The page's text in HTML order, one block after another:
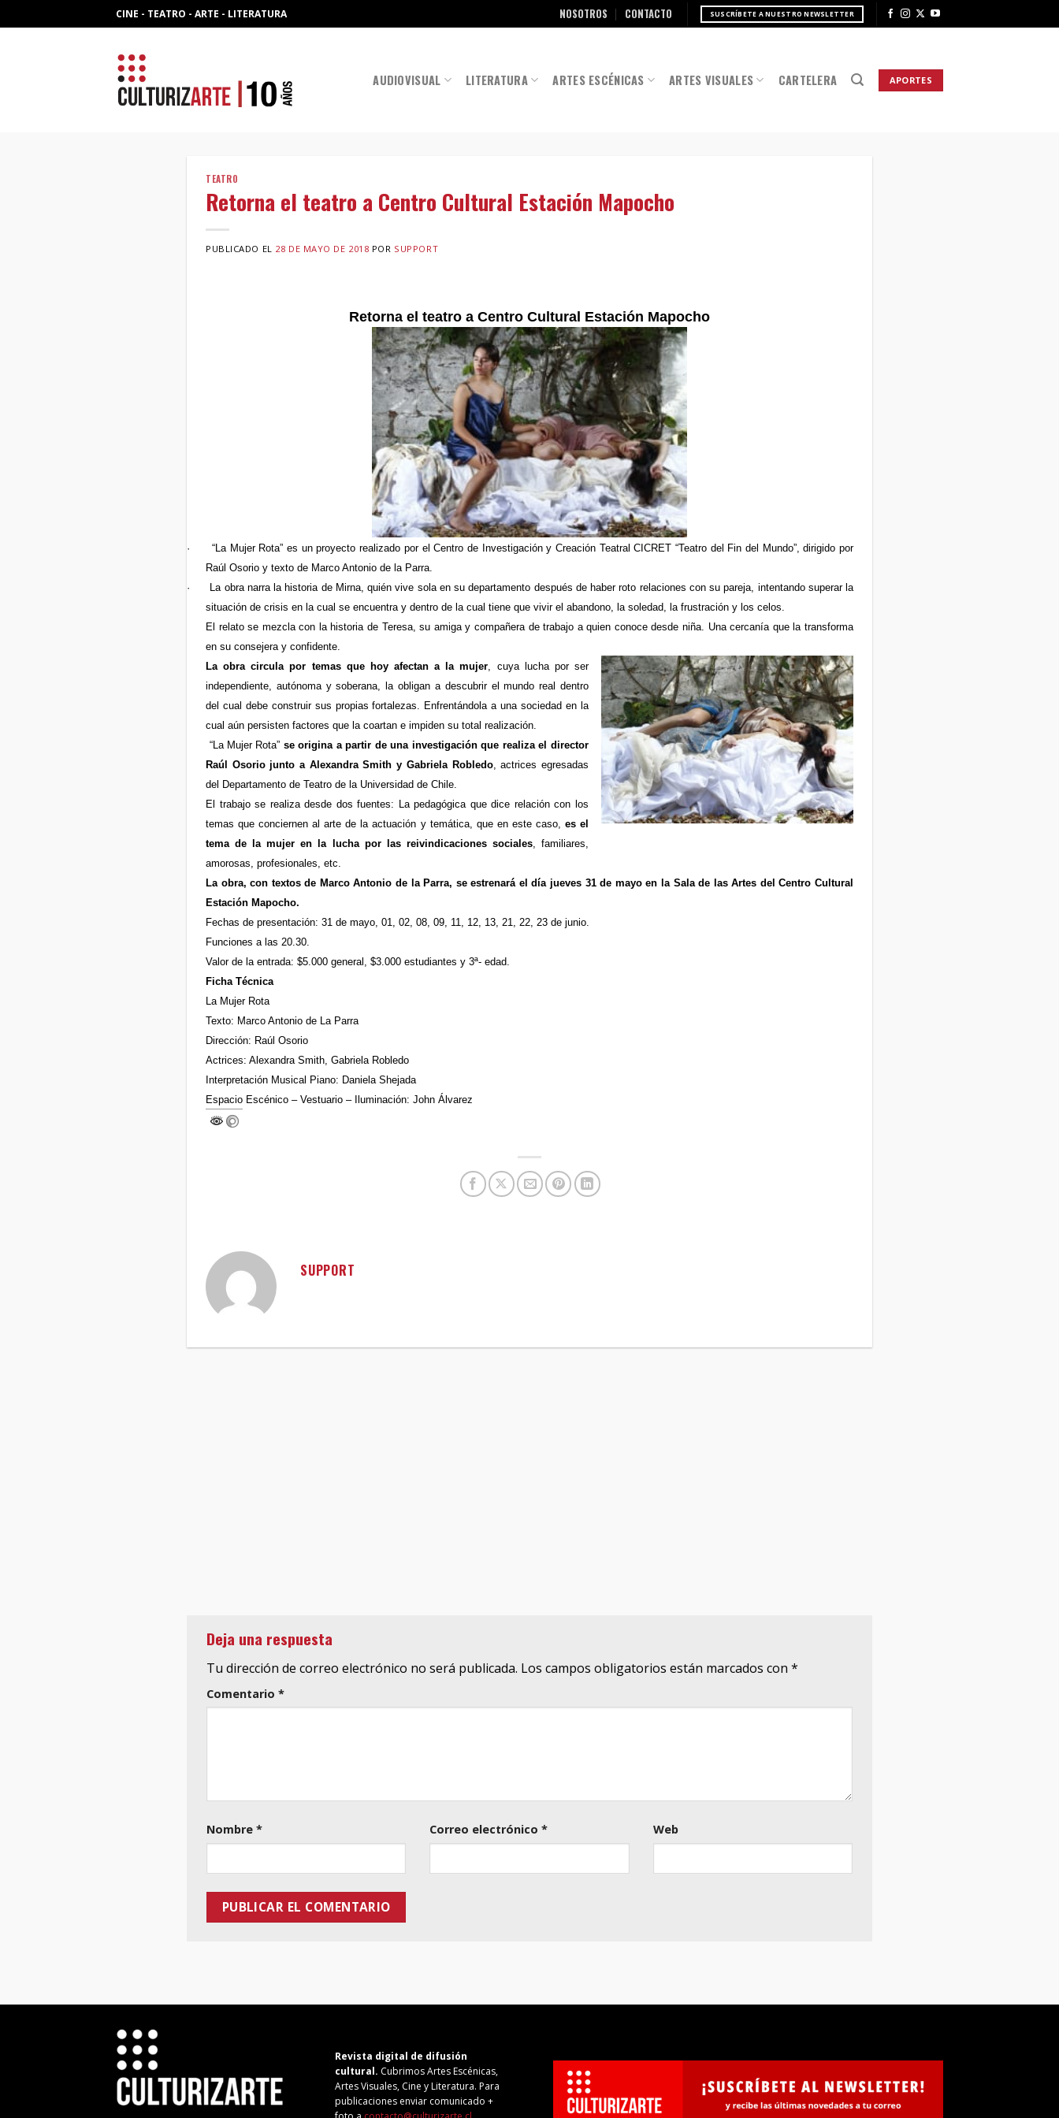
to
CINE - TEATRO - ARTE - LITERATURA NOSOTROS CONTACTO SUSCRÍBETE A NUESTRO NEWSLETTER
AUDIOVISUAL LITERATURA ARTES ESCÉNICAS ARTES VISUALES CARTELERA APORTES
TEATRO
Retorna el teatro a Centro Cultural Estación Mapocho
PUBLICADO EL 28 DE MAYO DE 2018 POR SUPPORT
Retorna el teatro a Centro Cultural Estación Mapocho
·
“La Mujer Rota” es un proyecto realizado por el Centro de Investigación y Creación Teatral CICRET “Teatro del Fin del Mundo”, dirigido por
Raúl Osorio y texto de Marco Antonio de la Parra.
·
La obra narra la historia de Mirna, quién vive sola en su departamento después de haber roto relaciones con su pareja, intentando superar la
situación de crisis en la cual se encuentra y dentro de la cual tiene que vivir el abandono, la soledad, la frustración y los celos.
El relato se mezcla con la historia de Teresa, su amiga y compañera de trabajo a quien conoce desde niña. Una cercanía que la transforma
en su consejera y confidente.
La obra circula por temas que hoy afectan a la mujer, cuya lucha por ser
independiente, autónoma y soberana, la obligan a descubrir el mundo real dentro
del cual debe construir sus propias fortalezas. Enfrentándola a una sociedad en la
cual aún persisten factores que la coartan e impiden su total realización.
“La Mujer Rota” se origina a partir de una investigación que realiza el director
Raúl Osorio junto a Alexandra Smith y Gabriela Robledo, actrices egresadas
del Departamento de Teatro de la Universidad de Chile.
El trabajo se realiza desde dos fuentes: La pedagógica que dice relación con los
temas que conciernen al arte de la actuación y temática, que en este caso, es el
tema de la mujer en la lucha por las reivindicaciones sociales, familiares,
amorosas, profesionales, etc.
La obra, con textos de Marco Antonio de la Parra, se estrenará el día jueves 31 de mayo en la Sala de las Artes del Centro Cultural
Estación Mapocho.
Fechas de presentación: 31 de mayo, 01, 02, 08, 09, 11, 12, 13, 21, 22, 23 de junio.
Funciones a las 20.30.
Valor de la entrada: $5.000 general, $3.000 estudiantes y 3ª- edad.
Ficha Técnica
La Mujer Rota
Texto: Marco Antonio de La Parra
Dirección: Raúl Osorio
Actrices: Alexandra Smith, Gabriela Robledo
Interpretación Musical Piano: Daniela Shejada
Espacio Escénico – Vestuario – Iluminación: John Álvarez
SUPPORT
Deja una respuesta
Tu dirección de correo electrónico no será publicada. Los campos obligatorios están marcados con *
Comentario *
Nombre * Correo electrónico* Web
Revista digital de difusión
cultural. Cubrimos Artes Escénicas,
Artes Visuales, Cine y Literatura. Para
publicaciones enviar comunicado +